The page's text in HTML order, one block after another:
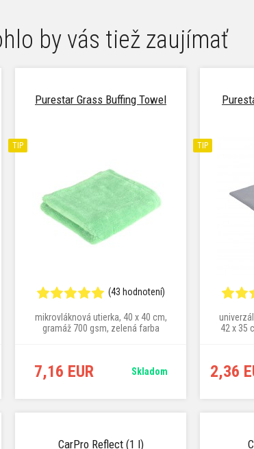
by vás tiež zaujímať
Purestar Grass Buffing Towel
TIP
(43 hodnotení)
mikrovláknová utierka, 40 x 40 cm,
gramáž 700 gsm, zelená farba
7,16 EUR Skladom
TIP
42 x 35
2,36
CarPro Reflect (1 l)